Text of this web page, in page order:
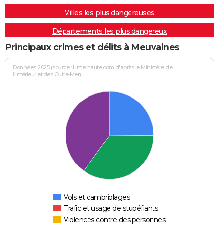
Villes les plus dangereuses
Départements les plus dangereux
Principaux crimes et délits à Meuvaines
Données 2025 (source : Linternaute.com d'après le Ministère de
l'Intérieur et des Outre-Mer)
Vols et cambriolages
Trafic et usage de stupéfiants
Violences contre des personnes